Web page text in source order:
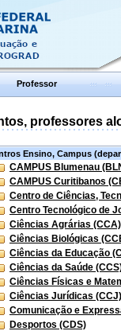
Professor
professores
Ensino, Campus
CAMPUS Blumenau
CAMPUS Curitibanos
Centro de Ciências,
Centro Tecnológico de
Ciências Agrárias (CCA)
Ciências Biológicas
Ciências da Educação
Ciências da Saúde
Ciências Físicas e
Ciências Jurídicas (CCJ)
Comunicação e
Desportos (CDS)